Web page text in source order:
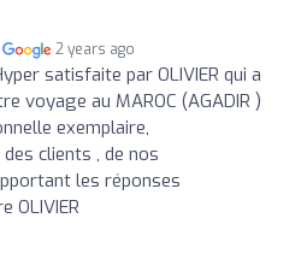
2 years ago
satisfaite par OLIVIER qui a
voyage au MAROC (AGADIR )
exemplaire,
clients , de nos
les réponses
OLIVIER